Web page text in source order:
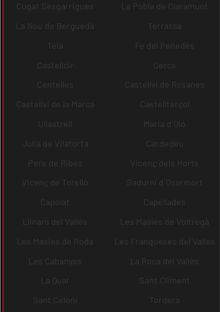
Cugat Sesgarrigues
La Pobla de Claramunt
La Nou de Berguedà
Terrassa
Teià
Fe del Penedès
Castellcir
Cercs
Centelles
Castellví de Rosanes
Castellví de la Marca
Castellterçol
Ullastrell
Maria d´Oló
Julià de Vilatorta
Cardedeu
Pere de Ribes
Vicenç dels Horts
Vicenç de Torelló
Sadurní d´Osormort
Capolat
Capellades
Llinars del Vallès
Les Masíes de Voltregà
Les Masies de Roda
Les Franqueses del Vallès
Les Cabanyes
La Roca del Vallès
La Quar
Sant Climent
Sant Celoni
Tordera